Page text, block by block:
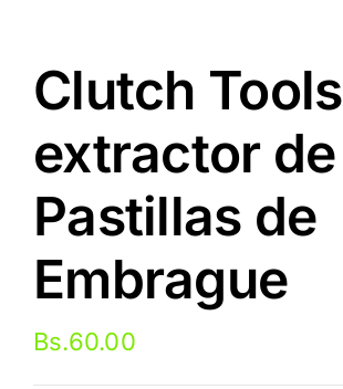
Clutch Tools
extractor de
Pastillas de
Embrague
Bs.60.00